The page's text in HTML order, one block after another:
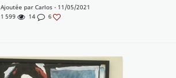
Ajoutée par Carlos - 11/05/2021
1 599
14 6